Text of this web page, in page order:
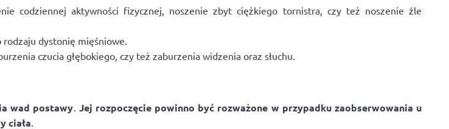
codziennej aktywności fizycznej, noszenie zbyt ciężkiego tornistra, czy też noszenie źle
rodzaju dystonię mięśniowe.
czucia głębokiego, czy też zaburzenia widzenia oraz słuchu.
wad postawy. Jej rozpoczęcie powinno być rozważone w przypadku zaobserwowania u
ciała.